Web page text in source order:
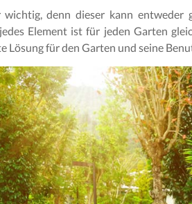
denn dieser kann
Element ist für jeden Garten
Lösung für den Garten und seine